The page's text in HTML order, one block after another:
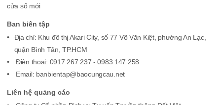
cửa sổ mới
Ban biên tập
Địa chỉ: Khu đô thị Akari City, số 77 Võ Văn Kiệt, phường An Lạc,
quận Bình Tân, TP.HCM
Điện thoại: 0917 267 237 - 0983 147 258
Email: banbientap@baocungcau.net
Liên hệ quảng cáo